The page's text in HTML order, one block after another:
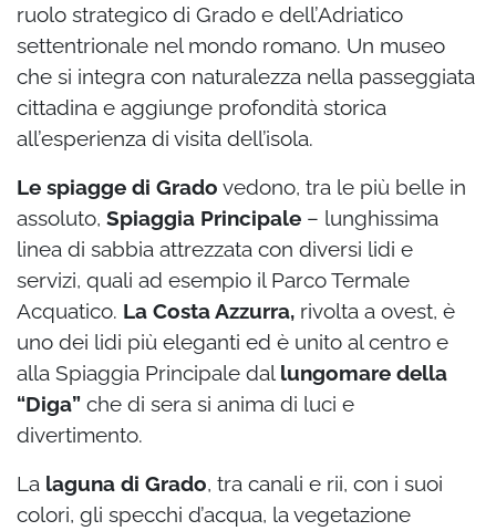
ruolo strategico di Grado e dell’Adriatico
settentrionale nel mondo romano. Un museo
che si integra con naturalezza nella passeggiata
cittadina e aggiunge profondità storica
all’esperienza di visita dell’isola.
Le spiagge di Grado vedono, tra le più belle in
assoluto, Spiaggia Principale – lunghissima
linea di sabbia attrezzata con diversi lidi e
servizi, quali ad esempio il Parco Termale
Acquatico. La Costa Azzurra, rivolta a ovest, è
uno dei lidi più eleganti ed è unito al centro e
alla Spiaggia Principale dal lungomare della
“Diga” che di sera si anima di luci e
divertimento.
La laguna di Grado, tra canali e rii, con i suoi
colori, gli specchi d’acqua, la vegetazione